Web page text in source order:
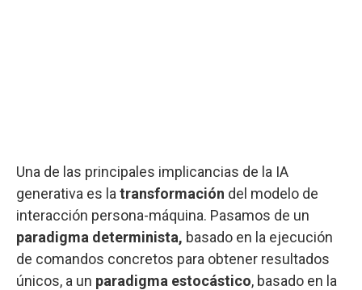
Una de las principales implicancias de la IA
generativa es la transformación del modelo de
interacción persona-máquina. Pasamos de un
paradigma determinista, basado en la ejecución
de comandos concretos para obtener resultados
únicos, a un paradigma estocástico, basado en la